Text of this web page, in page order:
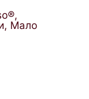
,
, Мало